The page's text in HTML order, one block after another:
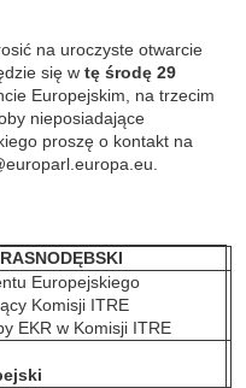
na uroczyste otwarcie
się w tę środę 29
Europejskim, na trzecim
nieposiadające
proszę o kontakt na
Europejskiego
Komisji ITRE
EKR w Komisji ITRE